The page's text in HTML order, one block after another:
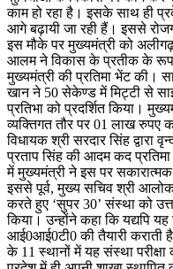
काम हो रहा है। इसके साथ ही
आगे बढ़ायी जा रही हैं। इससे
इस मौके पर मुख्यमंत्री को
आलम ने विकास के प्रतीक के रूप
मुख्यमंत्री की प्रतिमा भेंट की।
खान ने 50 सेकेण्ड में मिट्टी से
प्रतिभा को प्रदर्शित किया।
व्यक्तिगत तौर पर 01 लाख रुपए
विधायक श्री सरदार सिंह द्वारा
प्रताप सिंह की आदम कद
में मुख्यमंत्री ने इस पर
इससे पूर्व, मुख्य सचिव श्री
करते हुए ‘सुपर 30’ संस्था को
किया। उन्होंने कहा कि यद्यपि
आई0आई0टी0 की तैयारी
के 11 स्थानों में यह संस्था